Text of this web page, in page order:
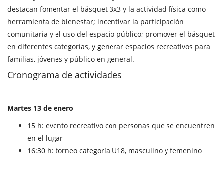
destacan fomentar el básquet 3x3 y la actividad física como
herramienta de bienestar; incentivar la participación
comunitaria y el uso del espacio público; promover el básquet
en diferentes categorías, y generar espacios recreativos para
familias, jóvenes y público en general.
Cronograma de actividades
Martes 13 de enero
15 h: evento recreativo con personas que se encuentren
en el lugar
16:30 h: torneo categoría U18, masculino y femenino